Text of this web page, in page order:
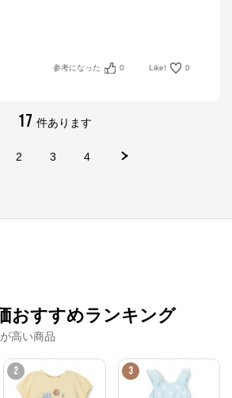
参考になった 0 Like! 0
17 件あります
2 3 4
おすすめランキング
高い商品
2 3
公式ECサイト
オンライン からのコメント